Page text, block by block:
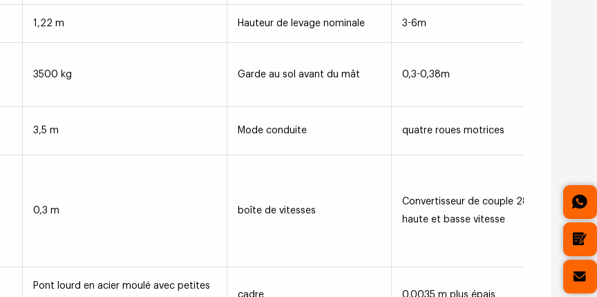
1,22 m Hauteur de levage nominale 3-6m
3500 kg Garde au sol avant du mât 0,3-0,38m
3,5 m Mode conduite quatre roues motrices
0,3 m boîte de vitesses
Convertisseur de couple 280 double
haute et basse vitesse
Pont lourd en acier moulé avec petites
cadre
0,0035 m plus épais